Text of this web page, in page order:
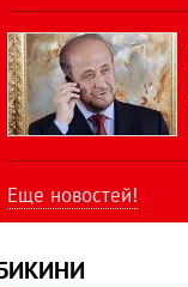
Еще новостей!